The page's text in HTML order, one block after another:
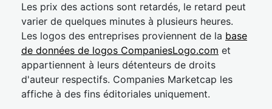
Les prix des actions sont retardés, le retard peut
varier de quelques minutes à plusieurs heures.
Les logos des entreprises proviennent de la base
de données de logos CompaniesLogo.com et
appartiennent à leurs détenteurs de droits
d'auteur respectifs. Companies Marketcap les
affiche à des fins éditoriales uniquement.